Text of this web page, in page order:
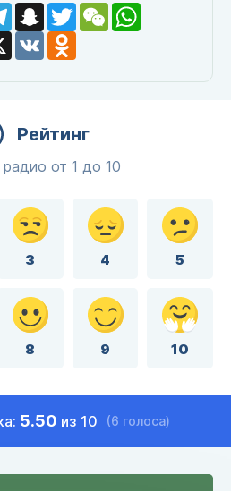
TelegramSnapchat
TwitterWeChatWhatsApp
X VK Odnoklassniki
Рейтинг
от 1 до 10
3 4 5
8 9 10
5.50 из 10 (6 голоса)